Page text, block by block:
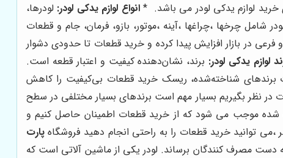
خرید لوازم یدکی لودر می باشد. *انواع لوازم یدکی لودر: لودرها،
چرخها ،چراغها ،آینه ،موتور، بازو، فرمان، جام و قطعات
در بازار افزایش پیدا کرده و خرید قطعات تا حدودی دشوار
لوازم یدکی لودر: برند، نشان‌دهنده کیفیت و اعتبار قطعه است.
برندهای شناخته‌شده، ریسک خرید قطعات بی‌کیفیت را کاهش
در نظر بگیریم بسیار مهم است برندهای بسیار مختلفی در سطح
شده موجب می شود که از خرید قطعات اطمینان حاصل کنیم و
،می توانید خرید قطعات را به راحتی انجام دهید فروشگاهپارت
دست مصرف کنندگان برساند. لودر یکی از ماشین‌ آلاتی است که